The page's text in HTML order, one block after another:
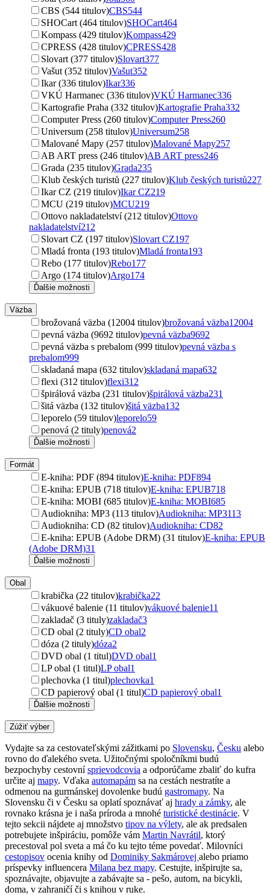
CBS (544 titulov)CBS544
SHOCart (464 titulov)SHOCart464
Kompass (429 titulov)Kompass429
CPRESS (428 titulov)CPRESS428
Slovart (377 titulov)Slovart377
Vašut (352 titulov)Vašut352
Ikar (336 titulov)Ikar336
VKÚ Harmanec (336 titulov)VKÚ Harmanec336
Kartografie Praha (332 titulov)Kartografie Praha332
Computer Press (260 titulov)Computer Press260
Universum (258 titulov)Universum258
Malované Mapy (257 titulov)Malované Mapy257
AB ART press (246 titulov)AB ART press246
Grada (235 titulov)Grada235
Klub českých turistů (227 titulov)Klub českých turistů227
Ikar CZ (219 titulov)Ikar CZ219
MCU (219 titulov)MCU219
Ottovo nakladatelství (212 titulov)Ottovo
nakladatelství212
Slovart CZ (197 titulov)Slovart CZ197
Mladá fronta (193 titulov)Mladá fronta193
Rebo (177 titulov)Rebo177
Argo (174 titulov)Argo174
Ďalšie možnosti
Väzba
brožovaná väzba (12004 titulov)brožovaná väzba12004
pevná väzba (9692 titulov)pevná väzba9692
pevná väzba s prebalom (999 titulov)pevná väzba s
prebalom999
skladaná mapa (632 titulov)skladaná mapa632
flexi (312 titulov)flexi312
špirálová väzba (231 titulov)špirálová väzba231
šitá väzba (132 titulov)šitá väzba132
leporelo (59 titulov)leporelo59
penová (2 tituly)penová2
Ďalšie možnosti
Formát
E-kniha: PDF (894 titulov)E-kniha: PDF894
E-kniha: EPUB (718 titulov)E-kniha: EPUB718
E-kniha: MOBI (685 titulov)E-kniha: MOBI685
Audiokniha: MP3 (113 titulov)Audiokniha: MP3113
Audiokniha: CD (82 titulov)Audiokniha: CD82
E-kniha: EPUB (Adobe DRM) (31 titulov)E-kniha: EPUB
(Adobe DRM)31
Ďalšie možnosti
Obal
krabička (22 titulov)krabička22
vákuové balenie (11 titulov)vákuové balenie11
zakladač (3 tituly)zakladač3
CD obal (2 tituly)CD obal2
dóza (2 tituly)dóza2
DVD obal (1 titul)DVD obal1
LP obal (1 titul)LP obal1
plechovka (1 titul)plechovka1
CD papierový obal (1 titul)CD papierový obal1
Ďalšie možnosti
Zúžiť výber
Vydajte sa za cestovateľskými zážitkami po Slovensku, Česku alebo
rovno do ďalekého sveta. Užitočnými spoločníkmi budú
bezpochyby cestovnísprievodcovia a odporúčame zbaliť do kufra
určite aj mapy. Vďaka automapám sa na cestách nestratíte a
odmenou na gurmánskej dovolenke budú gastromapy. Na
Slovensku či v Česku sa oplatí spoznávať aj hrady a zámky, ale
rovnako krásna je i naša príroda a mnohé turistické destinácie. V
tejto sekcii nájdete aj množstvo tipov na výlety, ale ak predsalen
potrebujete inšpiráciu, pomôže vám Martin Navrátil, ktorý
precestoval pol sveta a má čo ku tejto téme povedať. Milovníci
cestopisov ocenia knihy od Dominiky Sakmárovej alebo priamo
príspevky influencera Milana bez mapy. Cestujte, inšpirujte sa,
spoznávajte, objavujte a zabávajte sa - pešo, autom, na bicykli,
doma, v zahraničí či s knihou v ruke.